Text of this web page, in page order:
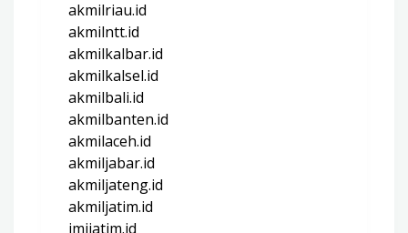
akmilriau.id
akmilntt.id
akmilkalbar.id
akmilkalsel.id
akmilbali.id
akmilbanten.id
akmilaceh.id
akmiljabar.id
akmiljateng.id
akmiljatim.id
imijatim.id